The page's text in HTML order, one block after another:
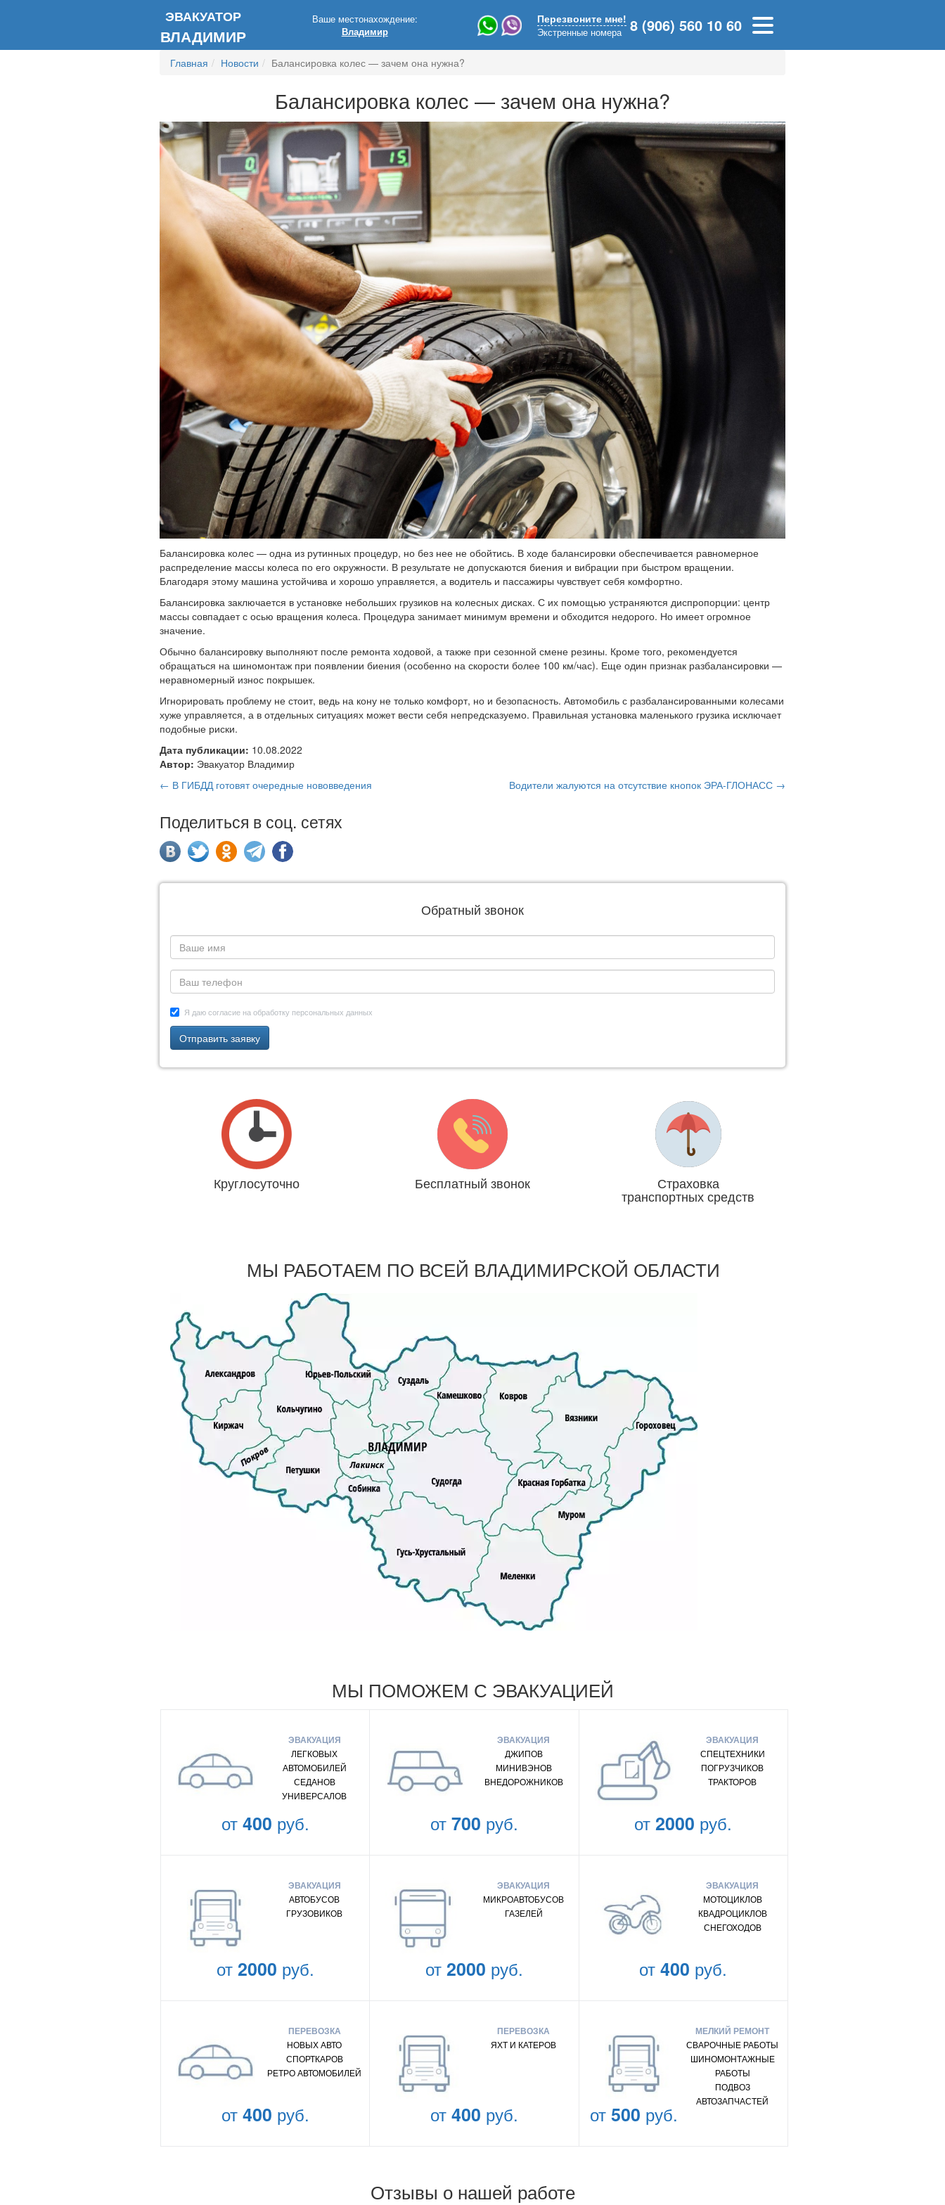
ЭВАКУАТОР
ВЛАДИМИР
Ваше местонахождение:
Владимир
Перезвоните мне!
Экстренные номера
8 (906) 560 10 60
Главная Новости Балансировка колес — зачем она нужна?
Балансировка колес — зачем она нужна?
Балансировка колес — одна из рутинных процедур, но без нее не обойтись. В ходе балансировки обеспечивается равномерное
распределение массы колеса по его окружности. В результате не допускаются биения и вибрации при быстром вращении.
Благодаря этому машина устойчива и хорошо управляется, а водитель и пассажиры чувствует себя комфортно.
Балансировка заключается в установке небольших грузиков на колесных дисках. С их помощью устраняются диспропорции: центр
массы совпадает с осью вращения колеса. Процедура занимает минимум времени и обходится недорого. Но имеет огромное
значение.
Обычно балансировку выполняют после ремонта ходовой, а также при сезонной смене резины. Кроме того, рекомендуется
обращаться на шиномонтаж при появлении биения (особенно на скорости более 100 км/час). Еще один признак разбалансировки —
неравномерный износ покрышек.
Игнорировать проблему не стоит, ведь на кону не только комфорт, но и безопасность. Автомобиль с разбалансированными колесами
хуже управляется, а в отдельных ситуациях может вести себя непредсказуемо. Правильная установка маленького грузика исключает
подобные риски.
Дата публикации: 10.08.2022
Автор: Эвакуатор Владимир
← В ГИБДД готовят очередные нововведения
Водители жалуются на отсутствие кнопок ЭРА-ГЛОНАСС →
Поделиться в соц. сетях
Обратный звонок
Я даю согласие на обработку персональных данных
Отправить заявку
Круглосуточно Бесплатный звонок Страховка
транспортных средств
МЫ РАБОТАЕМ ПО ВСЕЙ ВЛАДИМИРСКОЙ ОБЛАСТИ
МЫ ПОМОЖЕМ С ЭВАКУАЦИЕЙ
ЭВАКУАЦИЯ
ЛЕГКОВЫХ
АВТОМОБИЛЕЙ
СЕДАНОВ
УНИВЕРСАЛОВ
от400 руб.
ЭВАКУАЦИЯ
ДЖИПОВ
МИНИВЭНОВ
ВНЕДОРОЖНИКОВ
от700 руб.
ЭВАКУАЦИЯ
СПЕЦТЕХНИКИ
ПОГРУЗЧИКОВ
ТРАКТОРОВ
от 2000 руб.
ЭВАКУАЦИЯ
АВТОБУСОВ
ГРУЗОВИКОВ
от2000 руб.
ЭВАКУАЦИЯ
МИКРОАВТОБУСОВ
ГАЗЕЛЕЙ
от2000 руб.
ЭВАКУАЦИЯ
МОТОЦИКЛОВ
КВАДРОЦИКЛОВ
СНЕГОХОДОВ
от 400 руб.
ПЕРЕВОЗКА
НОВЫХ АВТО
СПОРТКАРОВ
РЕТРО АВТОМОБИЛЕЙ
от400 руб.
ПЕРЕВОЗКА
ЯХТ И КАТЕРОВ
от400 руб.
МЕЛКИЙ РЕМОНТ
СВАРОЧНЫЕ РАБОТЫ
ШИНОМОНТАЖНЫЕ
РАБОТЫ
ПОДВОЗ
АВТОЗАПЧАСТЕЙ
от 500 руб.
Отзывы о нашей работе